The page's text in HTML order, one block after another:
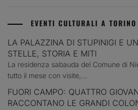
EVENTI CULTURALI A TORINO
LA PALAZZINA DI STUPINIGI E
STELLE, STORIA E MITI
La residenza sabauda del Comune di
tutto il mese con visite,...
FUORI CAMPO: QUATTRO
RACCONTANO LE GRANDI